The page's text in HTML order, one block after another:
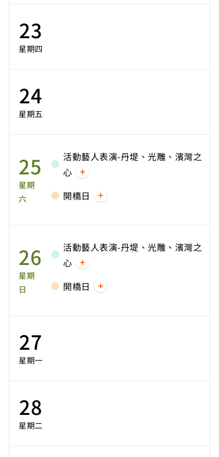
23
星期四
24
星期五
25
星期
六
活動藝人表演-丹堤、光雕、濱灣之
心
開橋日
26
星期
日
活動藝人表演-丹堤、光雕、濱灣之
心
開橋日
27
星期一
28
星期二